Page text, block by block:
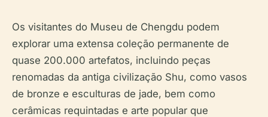
Os visitantes do Museu de Chengdu podem
explorar uma extensa coleção permanente de
quase 200.000 artefatos, incluindo peças
renomadas da antiga civilização Shu, como vasos
de bronze e esculturas de jade, bem como
cerâmicas requintadas e arte popular que